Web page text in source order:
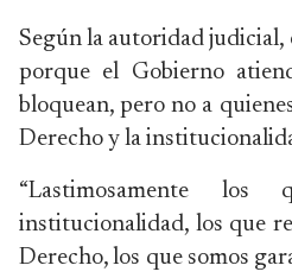
Según la autoridad judicial,
porque el Gobierno
bloquean, pero no a
Derecho y la
“Lastimosamente los
institucionalidad, los que
Derecho, los que somos